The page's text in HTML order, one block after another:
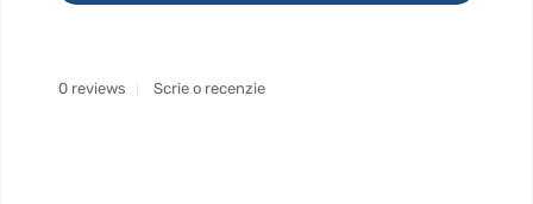
0 reviews Scrie o recenzie